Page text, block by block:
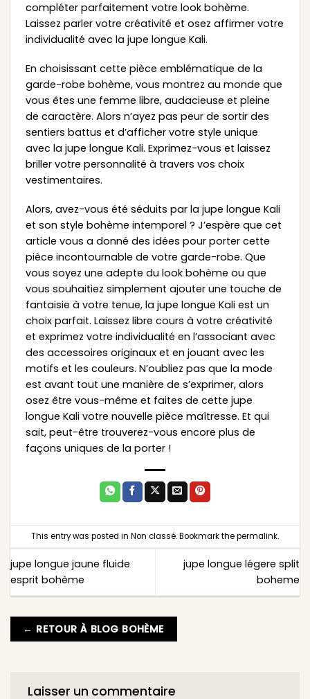
compléter parfaitement votre look bohème.
Laissez parler votre créativité et osez affirmer votre
individualité avec la jupe longue Kali.
En choisissant cette pièce emblématique de la
garde-robe bohème, vous montrez au monde que
vous êtes une femme libre, audacieuse et pleine
de caractère. Alors n’ayez pas peur de sortir des
sentiers battus et d’afficher votre style unique
avec la jupe longue Kali. Exprimez-vous et laissez
briller votre personnalité à travers vos choix
vestimentaires.
Alors, avez-vous été séduits par la jupe longue Kali
et son style bohème intemporel ? J’espère que cet
article vous a donné des idées pour porter cette
pièce incontournable de votre garde-robe. Que
vous soyez une adepte du look bohème ou que
vous souhaitiez simplement ajouter une touche de
fantaisie à votre tenue, la jupe longue Kali est un
choix parfait. Laissez libre cours à votre créativité
et exprimez votre individualité en l’associant avec
des accessoires originaux et en jouant avec les
motifs et les couleurs. N’oubliez pas que la mode
est avant tout une manière de s’exprimer, alors
osez être vous-même et faites de cette jupe
longue Kali votre nouvelle pièce maîtresse. Et qui
sait, peut-être trouverez-vous encore plus de
façons uniques de la porter !
This entry was posted in Non classé. Bookmark thepermalink.
jupe longue jaune fluide
esprit bohème
jupe longue légere split
boheme
← RETOUR À BLOG BOHÈME
Laisser un commentaire